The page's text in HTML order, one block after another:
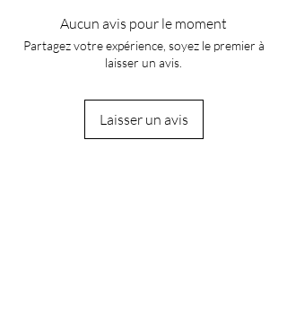
Aucun avis pour le moment
Partagez votre expérience, soyez le premier à
laisser un avis.
Laisser un avis